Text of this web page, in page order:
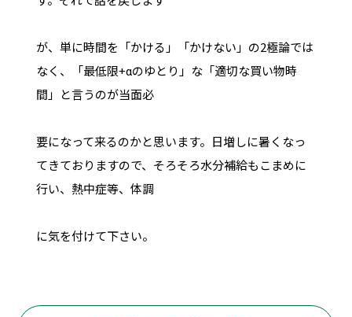
が、単に時間を「かける」「かけない」の2極論では
なく、「最低限+αのゆとり」な「適切な買い物時
間」と言うのが当面必
要になって来るのかと思います。日増しに暑くなっ
てきておりますので、そろそろ水分補給もこまめに
行い、熱中症等、体調
に気を付けて下さい。